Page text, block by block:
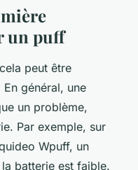
un puff
peut être
général, une
un problème,
Par exemple, sur
Wpuff, un
batterie est faible.